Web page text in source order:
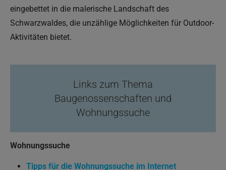
eingebettet in die malerische Landschaft des
Schwarzwaldes, die unzählige Möglichkeiten für Outdoor-
Aktivitäten bietet.
Links zum Thema
Baugenossenschaften und
Wohnungssuche
Wohnungssuche
Tipps für die Wohnungssuche im Internet